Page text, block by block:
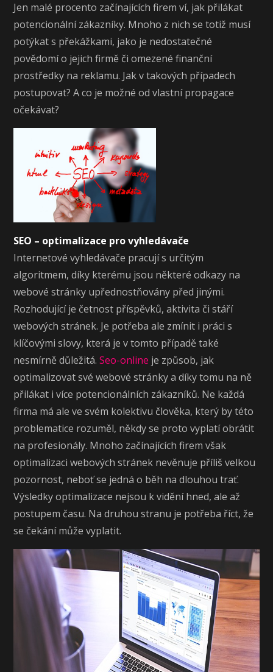
Jen malé procento začínajících firem ví, jak přilákat
potencionální zákazníky. Mnoho z nich se totiž musí
potýkat s překážkami, jako je nedostatečné
povědomí o jejich firmě či omezené finanční
prostředky na reklamu. Jak v takových případech
postupovat? A co je možné od vlastní propagace
očekávat?
SEO – optimalizace pro vyhledávače
Internetové vyhledávače pracují s určitým
algoritmem, díky kterému jsou některé odkazy na
webové stránky upřednostňovány před jinými.
Rozhodující je četnost příspěvků, aktivita či stáří
webových stránek. Je potřeba ale zmínit i práci s
klíčovými slovy, která je v tomto případě také
nesmírně důležitá.Seo-online je způsob, jak
optimalizovat své webové stránky a díky tomu na ně
přilákat i více potencionálních zákazníků. Ne každá
firma má ale ve svém kolektivu člověka, který by této
problematice rozuměl, někdy se proto vyplatí obrátit
na profesionály. Mnoho začínajících firem však
optimalizaci webových stránek nevěnuje příliš velkou
pozornost, neboť se jedná o běh na dlouhou trať.
Výsledky optimalizace nejsou k vidění hned, ale až
postupem času. Na druhou stranu je potřeba říct, že
se čekání může vyplatit.